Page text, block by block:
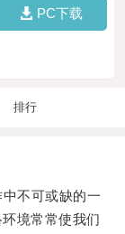
PC下载
排行
不可或缺的一
境常常使我们